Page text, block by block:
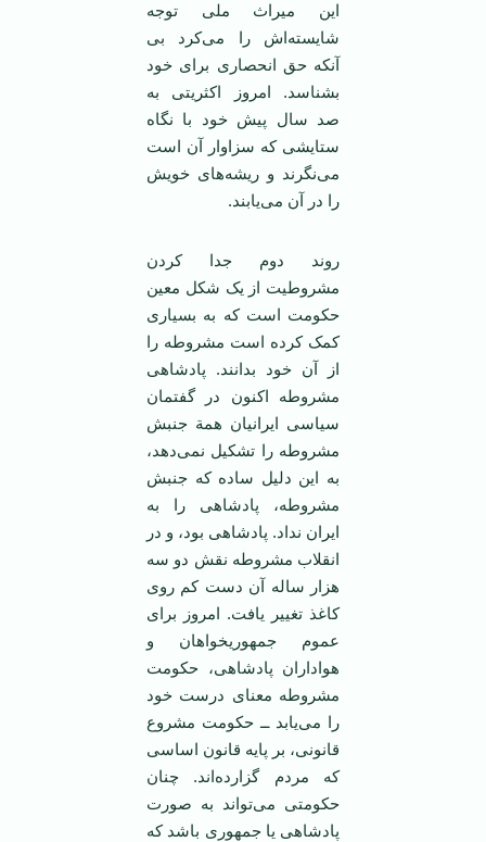
اين ميراث ملی توجه
شايسته‌اش را می‌کرد بی
آنکه حق انحصاری برای خود
بشناسد. امروز اکثريتی به
صد سال پيش خود با نگاه
ستايشی که سزاوار آن است
می‌نگرند و ريشه‌های خويش
را در آن می‌يابند.
روند دوم جدا کردن
مشروطيت از يک شکل معين
حکومت است که به بسياری
کمک کرده است مشروطه را
از آن خود بدانند. پادشاهی
مشروطه اکنون در گفتمان
سياسی ايرانيان همة جنبش
مشروطه را تشکيل نمی‌دهد،
به اين دليل ساده که جنبش
مشروطه، پادشاهی را به
ايران نداد. پادشاهی بود، و در
انقلاب مشروطه نقش دو سه
هزار ساله آن دست کم روی
کاغذ تغيير يافت. امروز برای
عموم جمهوريخواهان و
هواداران پادشاهی، حکومت
مشروطه معنای درست خود
را می‌يابد ــ حکومت مشروع
قانونی، بر پايه قانون اساسی
که مردم گزارده‌اند. چنان
حکومتی می‌تواند به صورت
پادشاهی يا جمهوری باشد که